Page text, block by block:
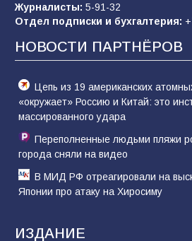
«Слухами Москву не
заявления Киева о
отчаяние, а не разведка
81 02.08.2026
Журналисты: 5-91-32
Отдел подписки и бухгалтерия:
НОВОСТИ ПАРТНЁРОВ
Цепь из 19 американских
«окружает» Россию и Китай: это
массированного удара
Переполненные людьми пляжи
города сняли на видео
В МИД РФ отреагировали на
Японии про атаку на Хиросиму
ИЗДАНИЕ